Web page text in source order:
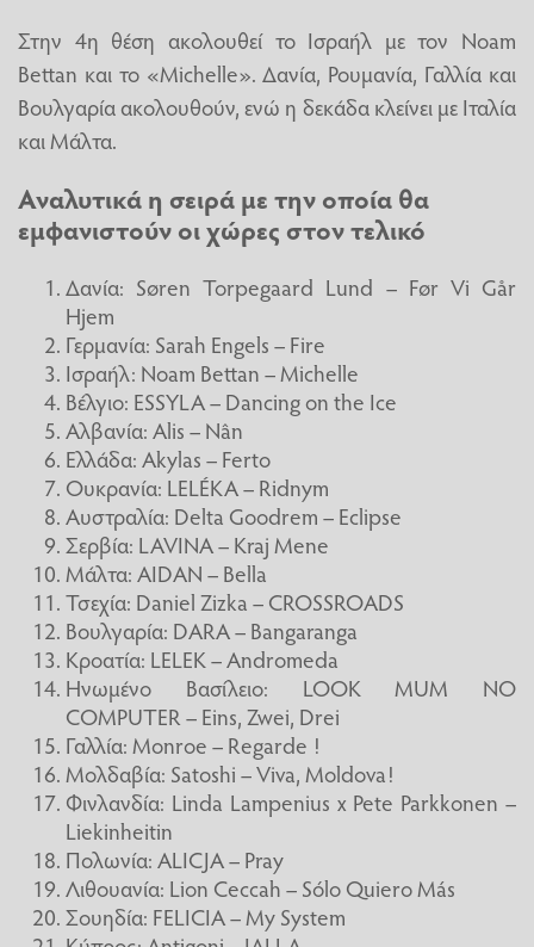
Στην 4η θέση ακολουθεί το Ισραήλ με τον Noam
Bettan και το «Michelle». Δανία, Ρουμανία, Γαλλία και
Βουλγαρία ακολουθούν, ενώ η δεκάδα κλείνει με Ιταλία
και Μάλτα.
Αναλυτικά η σειρά με την οποία θα
εμφανιστούν οι χώρες στον τελικό
Δανία: Søren Torpegaard Lund – Før Vi Går
Hjem
Γερμανία: Sarah Engels – Fire
Ισραήλ: Noam Bettan – Michelle
Βέλγιο: ESSYLA – Dancing on the Ice
Αλβανία: Alis – Nân
Ελλάδα: Akylas – Ferto
Ουκρανία: LELÉKA – Ridnym
Αυστραλία: Delta Goodrem – Eclipse
Σερβία: LAVINA – Kraj Mene
Μάλτα: AIDAN – Bella
Τσεχία: Daniel Zizka – CROSSROADS
Βουλγαρία: DARA – Bangaranga
Κροατία: LELEK – Andromeda
Ηνωμένο Βασίλειο: LOOK MUM NO
COMPUTER – Eins, Zwei, Drei
Γαλλία: Monroe – Regarde !
Μολδαβία: Satoshi – Viva, Moldova!
Φινλανδία: Linda Lampenius x Pete Parkkonen –
Liekinheitin
Πολωνία: ALICJA – Pray
Λιθουανία: Lion Ceccah – Sólo Quiero Más
Σουηδία: FELICIA – My System